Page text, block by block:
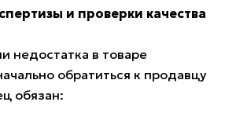
и проверки качества
недостатка в товаре
обратиться к продавцу
обязан: